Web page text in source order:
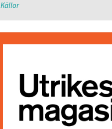
Källor